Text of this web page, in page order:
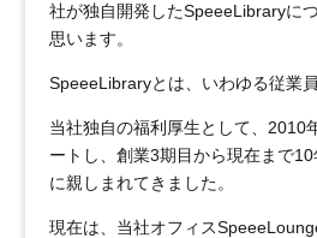
社が独自開発したSpeeeLibraryに
思います。
SpeeeLibraryとは、いわゆる従業
当社独自の福利厚生として、2010
ートし、創業3期目から現在まで
に親しまれてきました。
現在は、当社オフィス